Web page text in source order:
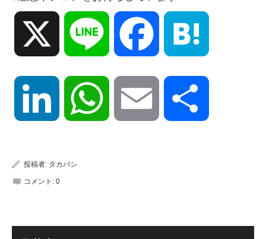
Line Facebook
LinkedIn WhatsApp Email
投稿者: タカバシ
コメント: 0